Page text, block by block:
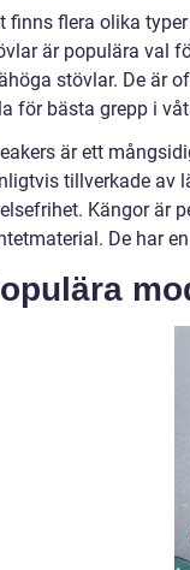
finns flera olika
är populära val
stövlar. De är
för bästa grepp i
är ett
tillverkade av
Kängor är
De har